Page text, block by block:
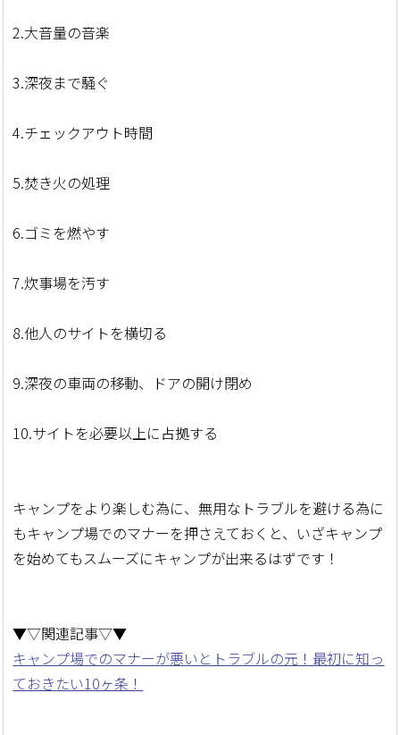
2.大音量の音楽
3.深夜まで騒ぐ
4.チェックアウト時間
5.焚き火の処理
6.ゴミを燃やす
7.炊事場を汚す
8.他人のサイトを横切る
9.深夜の車両の移動、ドアの開け閉め
10.サイトを必要以上に占拠する
キャンプをより楽しむ為に、無用なトラブルを避ける為に
もキャンプ場でのマナーを押さえておくと、いざキャンプ
を始めてもスムーズにキャンプが出来るはずです！
▼▽関連記事▽▼
キャンプ場でのマナーが悪いとトラブルの元！最初に知っ
ておきたい10ヶ条！